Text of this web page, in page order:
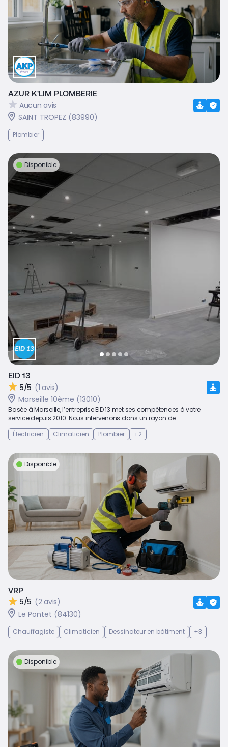
AZUR K'LIM PLOMBERIE
Aucun avis
SAINT TROPEZ (83990)
Plombier
Disponible
EID 13
5/5 (1 avis)
Marseille 10ème (13010)
Basée à Marseille, l’entreprise EID 13 met ses compétences à votre
service depuis 2010. Nous intervenons dans un rayon de...
Électricien
Climaticien Plombier +2
Disponible
VRP
5/5 (2 avis)
Le Pontet (84130)
Chauffagiste Climaticien Dessinateur en bâtiment +3
Disponible